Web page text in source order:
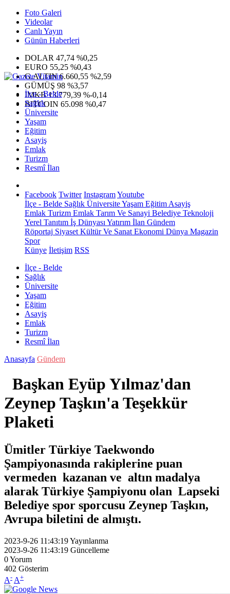
Foto Galeri
Videolar
Canlı Yayın
Günün Haberleri
DOLAR 47,74 %0,25
EURO 55,25 %0,43
G.ALTIN6.660,55 %2,59
GÜMÜŞ 98 %3,57
IMKB13.779,39 %-0,14
BITCOIN 65.098 %0,47
İlçe - Belde
Sağlık
Üniversite
Yaşam
Eğitim
Asayiş
Emlak
Turizm
Resmî İlan
Facebook Twitter InstagramYoutube
İlçe - Belde Sağlık ÜniversiteYaşam Eğitim Asayiş
Emlak Turizm Emlak Tarım Ve Sanayi Belediye Teknoloji
Yerel Tanıtım İş Dünyası Yatırım İlan Gündem
Röportaj Siyaset Kültür Ve Sanat Ekonomi Dünya Magazin
Spor
Künye İletişim RSS
İlçe - Belde
Sağlık
Üniversite
Yaşam
Eğitim
Asayiş
Emlak
Turizm
Resmî İlan
Anasayfa Gündem
Başkan Eyüp Yılmaz'dan
Zeynep Taşkın'a Teşekkür
Plaketi
Ümitler Türkiye Taekwondo
Şampiyonasında rakiplerine puan
vermeden kazanan ve altın madalya
alarak Türkiye Şampiyonu olan Lapseki
Belediye spor sporcusu Zeynep Taşkın,
Avrupa biletini de almıştı.
2023-9-26 11:43:19Yayınlanma
2023-9-26 11:43:19 Güncelleme
0Yorum
402 Gösterim
A- A+